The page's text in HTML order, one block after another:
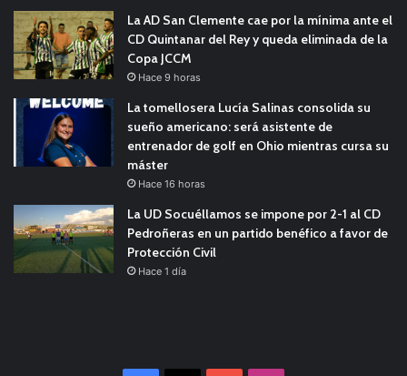
La AD San Clemente cae por la mínima ante el
CD Quintanar del Rey y queda eliminada de la
Copa JCCM
Hace 9 horas
La tomellosera Lucía Salinas consolida su
sueño americano: será asistente de
entrenador de golf en Ohio mientras cursa su
máster
Hace 16 horas
La UD Socuéllamos se impone por 2-1 al CD
Pedroñeras en un partido benéfico a favor de
Protección Civil
Hace 1 día